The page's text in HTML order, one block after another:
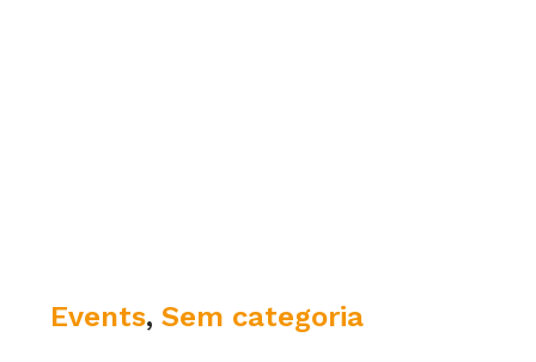
C
Events, Sem categoria